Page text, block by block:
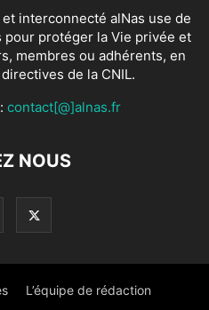
interconnecté alNas use de
protéger la Vie privée et
membres ou adhérents, en
de la CNIL.
contact[@]alnas.fr
NOUS
L’équipe de rédaction